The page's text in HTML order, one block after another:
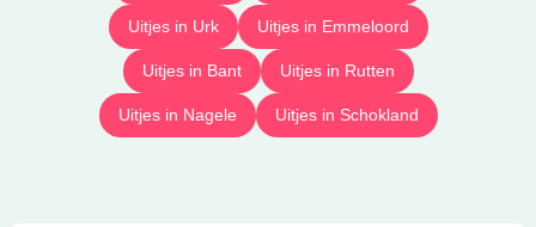
Uitjes in Urk Uitjes in Emmeloord
Uitjes in Bant Uitjes in Rutten
Uitjes in Nagele Uitjes in Schokland